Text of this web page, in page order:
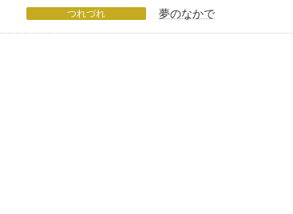
つれづれ 夢のなかで